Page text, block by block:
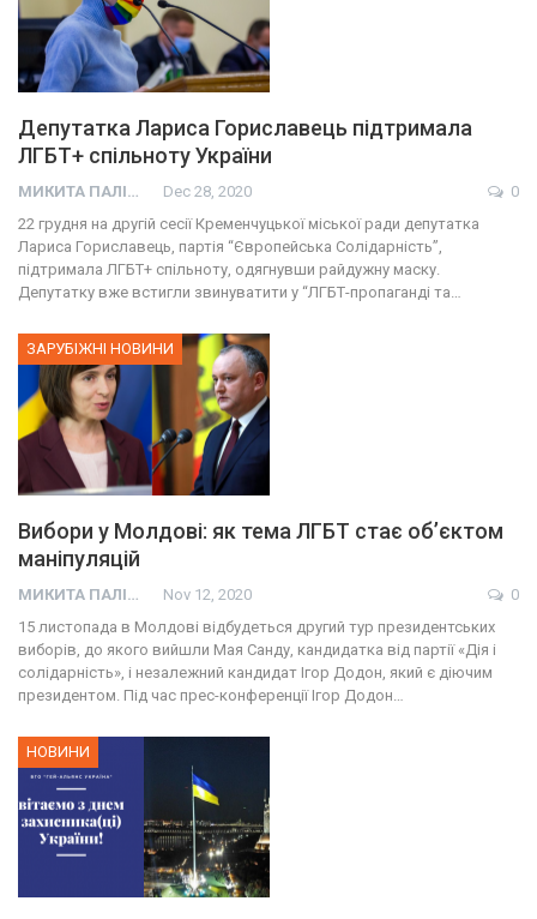
Депутатка Лариса Гориславець підтримала
ЛГБТ+ спільноту України
МИКИТА ПАЛІЙ Dec 28, 2020
0
22 грудня на другій сесії Кременчуцької міської ради депутатка
Лариса Гориславець, партія “Європейська Солідарність”,
підтримала ЛГБТ+ спільноту, одягнувши райдужну маску.
Депутатку вже встигли звинуватити у “ЛГБТ-пропаганді та…
ЗАРУБІЖНІ НОВИНИ
Вибори у Молдові: як тема ЛГБТ стає об’єктом
маніпуляцій
МИКИТА ПАЛІЙ Nov 12, 2020
0
15 листопада в Молдові відбудеться другий тур президентських
виборів, до якого вийшли Мая Санду, кандидатка від партії «Дія і
солідарність», і незалежний кандидат Ігор Додон, який є діючим
президентом. Під час прес-конференції Ігор Додон…
НОВИНИ